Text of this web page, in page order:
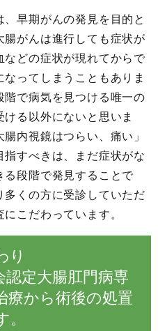
早期がんの発見を目的と
腸がんは進行しても症状が
などの症状が現れてからで
ってしまうこともありま
で病気を見つける唯一の
る以外にないと思いま
内視鏡はつらい、痛い」
すべきは、まだ症状がな
る段階で発見することで
くの方に受診していただ
こだわっています。
り
認定大腸肛門病専
療から術後の処置